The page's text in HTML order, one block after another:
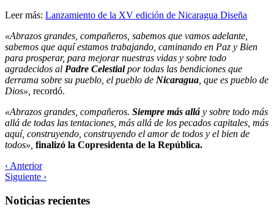
Leer más: Lanzamiento de la XV edición de Nicaragua Diseña
«Abrazos grandes, compañeros, sabemos que vamos adelante,
sabemos que aquí estamos trabajando, caminando en Paz y Bien
para prosperar, para mejorar nuestras vidas y sobre todo
agradecidos al Padre Celestialpor todas las bendiciones que
derrama sobre su pueblo, el pueblo de Nicaragua , que es pueblo de
Dios», recordó.
«Abrazos grandes, compañeros. Siempre más allá y sobre todo más
allá de todas las tentaciones, más allá de los pecados capitales, más
aquí, construyendo, construyendo el amor de todos y el bien de
todos», finalizó la Copresidenta de la República.
‹ Anterior
Siguiente ›
Noticias recientes